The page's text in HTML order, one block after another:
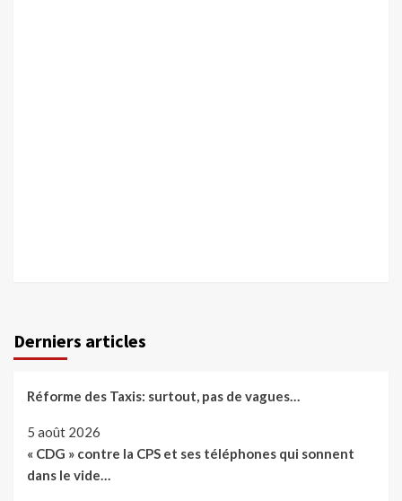
Derniers articles
Réforme des Taxis: surtout, pas de vagues…
5 août 2026
« CDG » contre la CPS et ses téléphones qui sonnent
dans le vide…